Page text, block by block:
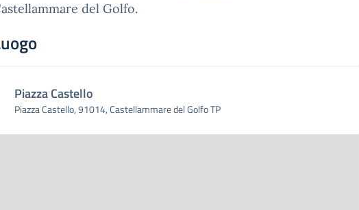
del Golfo.
Piazza Castello
Piazza Castello, 91014, Castellammare del Golfo TP